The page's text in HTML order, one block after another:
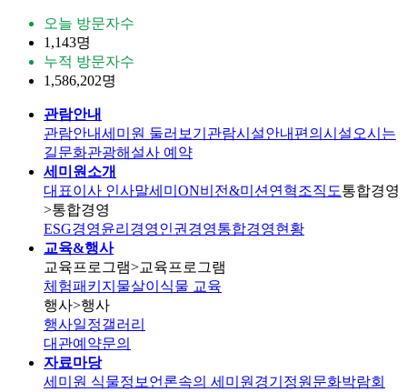
오늘 방문자수
1,143명
누적 방문자수
1,586,202명
관람안내
관람안내세미원 둘러보기 관람시설안내 편의시설 오시는
길문화관광해설사 예약
세미원소개
대표이사 인사말세미ON비전&미션 연혁조직도통합경영
>통합경영
ESG경영윤리경영인권경영통합경영현황
교육&행사
교육프로그램>교육프로그램
체험패키지 물살이식물 교육
행사>행사
행사일정갤러리
대관예약문의
자료마당
세미원 식물정보 언론속의 세미원 경기정원문화박람회